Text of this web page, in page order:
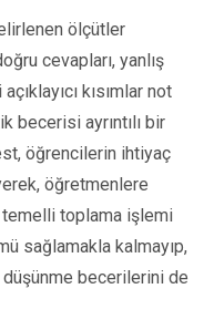
ölçütler
cevapları, yanlış
kısımlar not
becerisi ayrıntılı bir
öğrencilerin ihtiyaç
öğretmenlere
toplama işlemi
sağlamakla kalmayıp,
düşünme becerilerini de